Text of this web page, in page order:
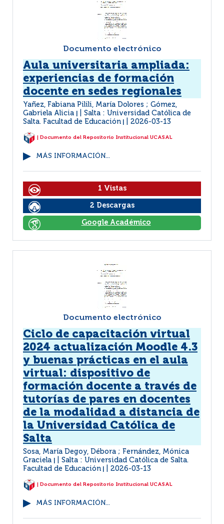
Documento electrónico
Aula universitaria ampliada:
experiencias de formación
docente en sedes regionales
Yañez, Fabiana Pilili, María Dolores ; Gómez,
Gabriela Alicia
Salta : Universidad Católica de
Salta. Facultad de Educación
2026-03-13
| Documento del Repositorio Institucional UCASAL
MÁS INFORMACIÓN...
1 Vistas
2 Descargas
Google Académico
Documento electrónico
Ciclo de capacitación virtual
2024 actualización Moodle 4.3
y buenas prácticas en el aula
virtual: dispositivo de
formación docente a través de
tutorías de pares en docentes
de la modalidad a distancia de
la Universidad Católica de
Salta
Sosa, María Degoy, Débora ; Fernández, Mónica
Graciela
Salta : Universidad Católica de Salta.
Facultad de Educación
2026-03-13
| Documento del Repositorio Institucional UCASAL
MÁS INFORMACIÓN...